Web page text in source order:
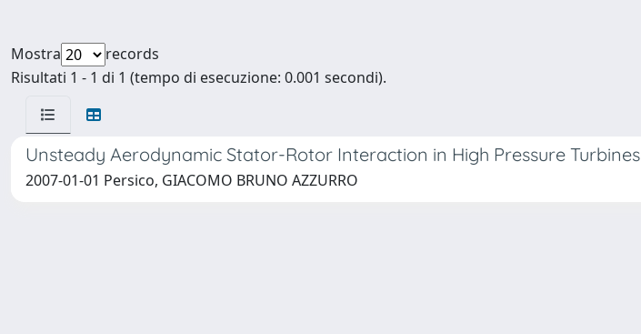
Mostra
records
Risultati 1 - 1 di 1 (tempo di esecuzione: 0.001 secondi).
Unsteady Aerodynamic Stator-Rotor Interaction in High Pressure Turbines
2007-01-01 Persico, GIACOMO BRUNO AZZURRO